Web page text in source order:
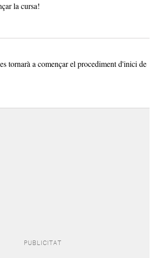
la cursa!
tornarà a començar el procediment d'inici de